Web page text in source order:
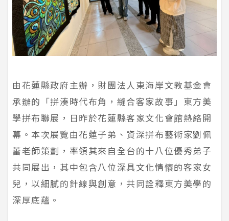
由花蓮縣政府主辦，財團法人東海岸文教基金會
承辦的「拼湊時代布角，縫合客家故事」東方美
學拼布聯展，日昨於花蓮縣客家文化會館熱絡開
幕。本次展覽由花蓮子弟、資深拼布藝術家劉佩
蕾老師策劃，率領其來自全台的十八位優秀弟子
共同展出，其中包含八位深具文化情懷的客家女
兒，以細膩的針線與創意，共同詮釋東方美學的
深厚底蘊。